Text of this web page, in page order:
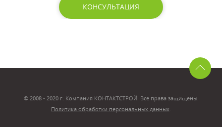
КОНСУЛЬТАЦИЯ
© 2008 - 2020 г. Компания КОНТАКТСТРОЙ. Все права защищены.
Политика обработки персональных данных.